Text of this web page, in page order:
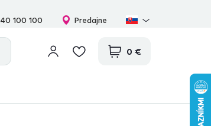
100 100 Predajne
0 €